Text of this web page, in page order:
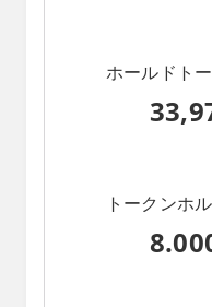
ホールドト
トークンホ